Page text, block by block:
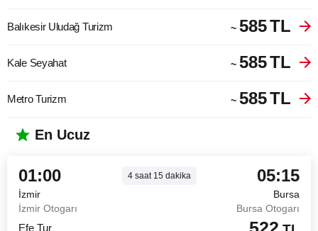
Balıkesir Uludağ Turizm ~ 585TL
Kale Seyahat ~ 585TL
Metro Turizm ~ 585TL
En Ucuz
01:00 4saat15dakika 05:15
İzmir
Bursa
İzmir Otogarı
Bursa Otogarı
Efe Tur